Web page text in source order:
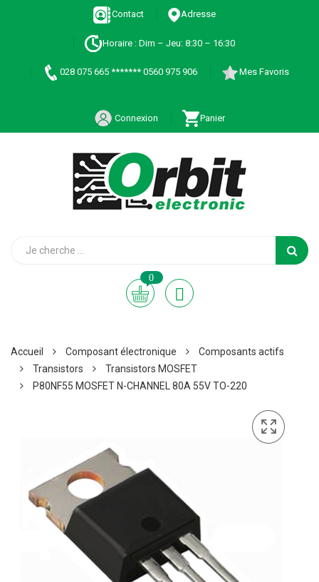
Contact Adresse
Horaire : Dim – Jeu: 8:30 – 16:30
028 075 665 ******* 0560 975 906 Mes Favoris
Connexion Panier
0
Accueil Composant électronique
Composants actifs
Transistors
Transistors MOSFET
P80NF55 MOSFET N-CHANNEL 80A 55V TO-220